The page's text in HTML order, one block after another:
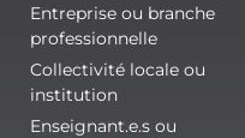
Entreprise ou branche
professionnelle
Collectivité locale ou
institution
Enseignant.e.s ou